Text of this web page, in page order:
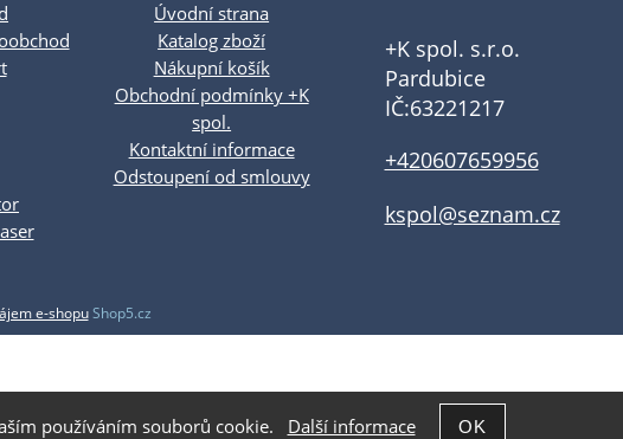
Úvodní strana
Katalog zboží
Nákupní košík
Obchodní podmínky +K
spol.
Kontaktní informace
Odstoupení od smlouvy
+K spol. s.r.o.
Pardubice
IČ:63221217
+420607659956
kspol@seznam.cz
e-shopuShop5.cz
používáním souborů cookie. Další informace